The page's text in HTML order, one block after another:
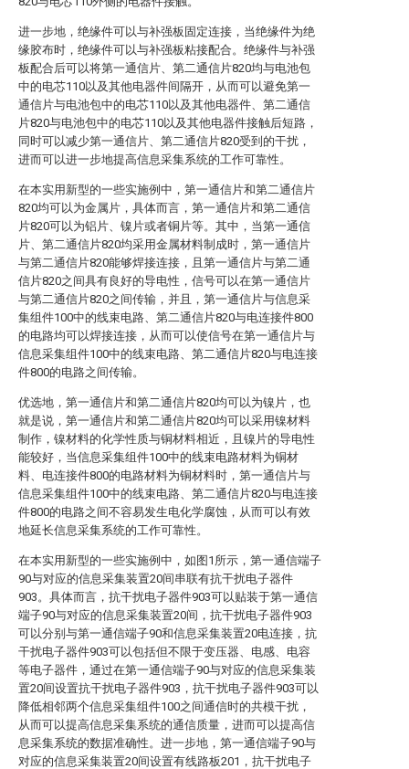
进一步地，绝缘件可以与补强板固定连接，当绝缘件为绝
缘胶布时，绝缘件可以与补强板粘接配合。绝缘件与补强
板配合后可以将第一通信片、第二通信片820均与电池包
中的电芯110以及其他电器件间隔开，从而可以避免第一
通信片与电池包中的电芯110以及其他电器件、第二通信
片820与电池包中的电芯110以及其他电器件接触后短路，
同时可以减少第一通信片、第二通信片820受到的干扰，
进而可以进一步地提高信息采集系统的工作可靠性。
在本实用新型的一些实施例中，第一通信片和第二通信片
820均可以为金属片，具体而言，第一通信片和第二通信
片820可以为铝片、镍片或者铜片等。其中，当第一通信
片、第二通信片820均采用金属材料制成时，第一通信片
与第二通信片820能够焊接连接，且第一通信片与第二通
信片820之间具有良好的导电性，信号可以在第一通信片
与第二通信片820之间传输，并且，第一通信片与信息采
集组件100中的线束电路、第二通信片820与电连接件800
的电路均可以焊接连接，从而可以使信号在第一通信片与
信息采集组件100中的线束电路、第二通信片820与电连接
件800的电路之间传输。
优选地，第一通信片和第二通信片820均可以为镍片，也
就是说，第一通信片和第二通信片820均可以采用镍材料
制作，镍材料的化学性质与铜材料相近，且镍片的导电性
能较好，当信息采集组件100中的线束电路材料为铜材
料、电连接件800的电路材料为铜材料时，第一通信片与
信息采集组件100中的线束电路、第二通信片820与电连接
件800的电路之间不容易发生电化学腐蚀，从而可以有效
地延长信息采集系统的工作可靠性。
在本实用新型的一些实施例中，如图1所示，第一通信端子
90与对应的信息采集装置20间串联有抗干扰电子器件
903。具体而言，抗干扰电子器件903可以贴装于第一通信
端子90与对应的信息采集装置20间，抗干扰电子器件903
可以分别与第一通信端子90和信息采集装置20电连接，抗
干扰电子器件903可以包括但不限于变压器、电感、电容
等电子器件，通过在第一通信端子90与对应的信息采集装
置20间设置抗干扰电子器件903，抗干扰电子器件903可以
降低相邻两个信息采集组件100之间通信时的共模干扰，
从而可以提高信息采集系统的通信质量，进而可以提高信
息采集系统的数据准确性。进一步地，第一通信端子90与
对应的信息采集装置20间设置有线路板201，抗干扰电子